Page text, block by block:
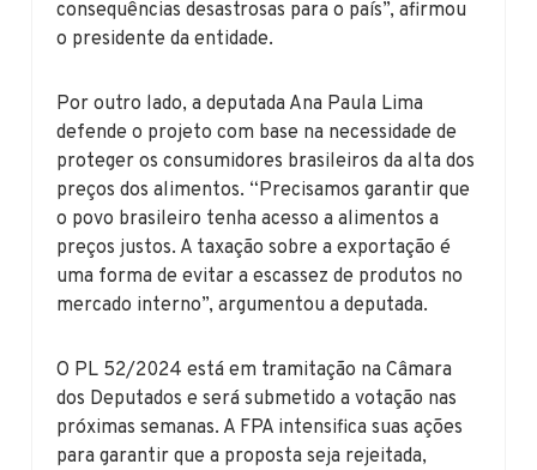
consequências desastrosas para o país”, afirmou
o presidente da entidade.
Por outro lado, a deputada Ana Paula Lima
defende o projeto com base na necessidade de
proteger os consumidores brasileiros da alta dos
preços dos alimentos. “Precisamos garantir que
o povo brasileiro tenha acesso a alimentos a
preços justos. A taxação sobre a exportação é
uma forma de evitar a escassez de produtos no
mercado interno”, argumentou a deputada.
O PL 52/2024 está em tramitação na Câmara
dos Deputados e será submetido a votação nas
próximas semanas. A FPA intensifica suas ações
para garantir que a proposta seja rejeitada,